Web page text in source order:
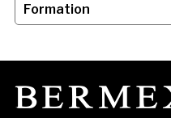
Formation